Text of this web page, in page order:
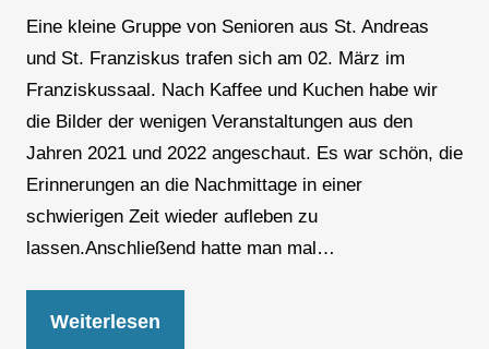
Eine kleine Gruppe von Senioren aus St. Andreas
und St. Franziskus trafen sich am 02. März im
Franziskussaal. Nach Kaffee und Kuchen habe wir
die Bilder der wenigen Veranstaltungen aus den
Jahren 2021 und 2022 angeschaut. Es war schön, die
Erinnerungen an die Nachmittage in einer
schwierigen Zeit wieder aufleben zu
lassen.Anschließend hatte man mal…
Weiterlesen